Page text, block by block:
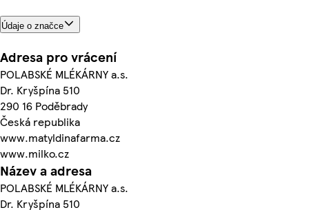
Údaje o značce
Adresa pro vrácení
POLABSKÉ MLÉKÁRNY a.s.
Dr. Kryšpína 510
290 16 Poděbrady
Česká republika
www.matyldinafarma.cz
www.milko.cz
Název a adresa
POLABSKÉ MLÉKÁRNY a.s.
Dr. Kryšpína 510